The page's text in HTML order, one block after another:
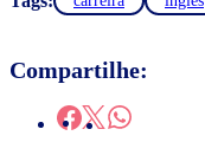
Compartilhe: